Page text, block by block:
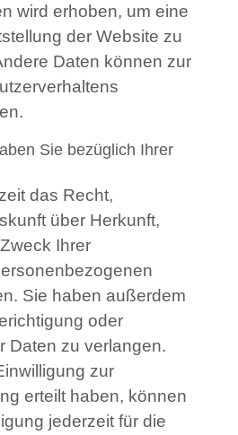
wird erhoben, um eine
der Website zu
Daten können zur
Sie bezüglich Ihrer
das Recht,
über Herkunft,
Ihrer
Sie haben außerdem
oder
Daten zu verlangen.
zur
erteilt haben, können
jederzeit für die